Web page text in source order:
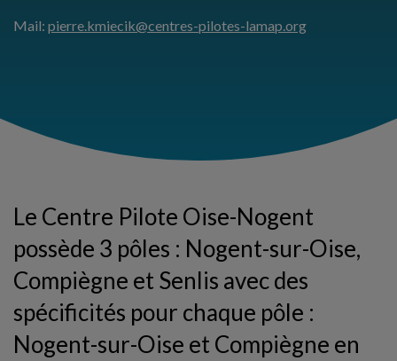
Mail: pierre.kmiecik@centres-pilotes-lamap.org
Le Centre Pilote Oise-Nogent
possède 3 pôles : Nogent-sur-Oise,
Compiègne et Senlis avec des
spécificités pour chaque pôle :
Nogent-sur-Oise et Compiègne en